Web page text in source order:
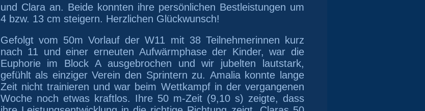
und Clara an. Beide konnten ihre persönlichen Bestleistungen um
4 bzw. 13 cm steigern. Herzlichen Glückwunsch!
Gefolgt vom 50m Vorlauf der W11 mit 38 Teilnehmerinnen kurz
nach 11 und einer erneuten Aufwärmphase der Kinder, war die
Euphorie im Block A ausgebrochen und wir jubelten lautstark,
gefühlt als einziger Verein den Sprintern zu. Amalia konnte lange
Zeit nicht trainieren und war beim Wettkampf in der vergangenen
Woche noch etwas kraftlos. Ihre 50 m-Zeit (9,10 s) zeigte, dass